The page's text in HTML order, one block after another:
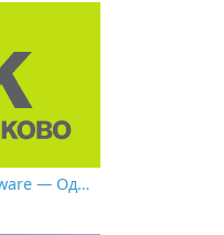
Comindware — Один из Первых Успешных Выпускников Сколково 2021